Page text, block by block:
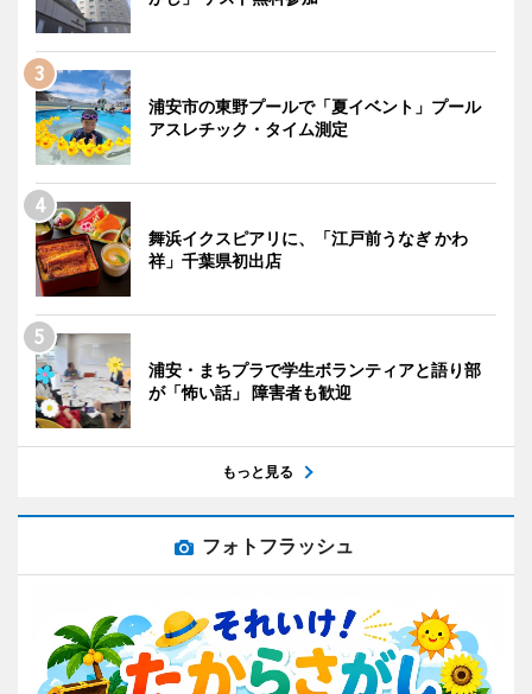
浦安市の東野プールで「夏イベント」プール
アスレチック・タイム測定
舞浜イクスピアリに、「江戸前うなぎ かわ
祥」千葉県初出店
浦安・まちプラで学生ボランティアと語り部
が「怖い話」 障害者も歓迎
もっと見る
フォトフラッシュ